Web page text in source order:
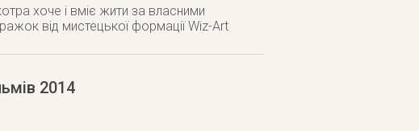
хоче і вміє жити за власними
від мистецької формації Wiz-Art
2014